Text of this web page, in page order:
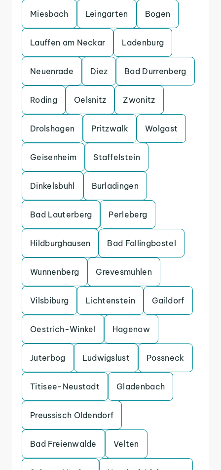
Miesbach Leingarten Bogen
Lauffen am Neckar Ladenburg
Neuenrade Diez Bad Durrenberg
Roding Oelsnitz Zwonitz
Drolshagen Pritzwalk Wolgast
Geisenheim Staffelstein
Dinkelsbuhl Burladingen
Bad Lauterberg Perleberg
Hildburghausen Bad Fallingbostel
Wunnenberg Grevesmuhlen
Vilsbiburg Lichtenstein Gaildorf
Oestrich-Winkel Hagenow
Juterbog Ludwigslust Possneck
Titisee-Neustadt Gladenbach
Preussisch Oldendorf
Bad Freienwalde Velten